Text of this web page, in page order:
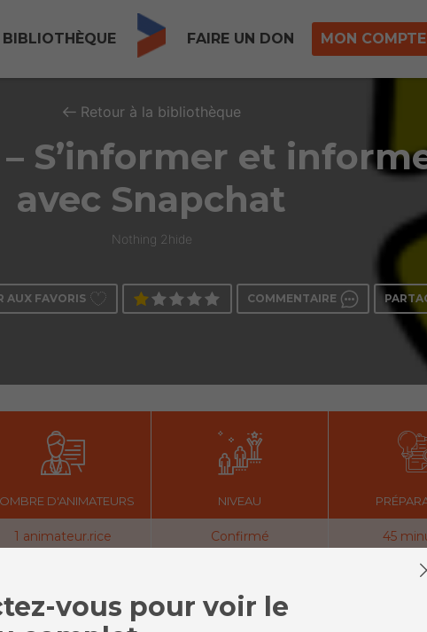
FAIRE UN DON MON COMPTE
Retour à la bibliothèque
S’informer et
avec Snapchat
Nothing 2hide
AUX FAVORIS COMMENTAIRE
D'ANIMATEURS
1 animateur.rice
NIVEAU
Confirmé 45
PRÉ-
vous pour voir le